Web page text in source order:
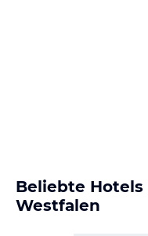
Beliebte
Westfalen